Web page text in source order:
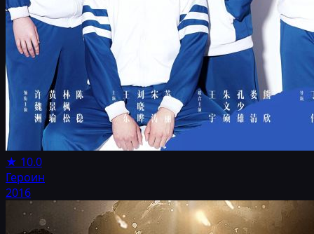
★ 10.0
Героин
2016